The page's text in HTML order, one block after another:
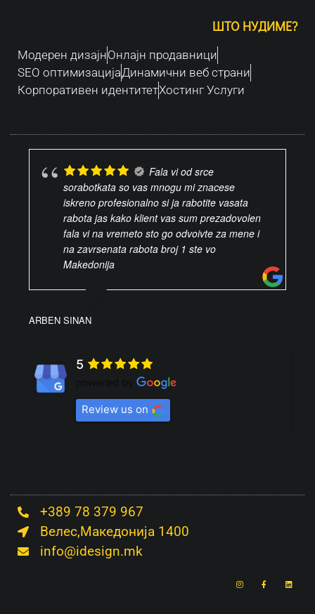
ШТО НУДИМЕ?
Модерен дизајнOнлајн продавници
SEO оптимизацијаДинамични веб страни
Корпоративен идентитетХостинг Услуги
Fala vi od srce
sorabotkata so vas mnogu mi znacese
iskreno profesionalno si ja rabotite vasata
rabota jas kako klient vas sum prezadovolen
fala vi na vremeto sto go odvoivte za mene i
na zavrsenata rabota broj 1 ste vo
Makedonija
ARBEN SINAN
5
Review us on
+389 78 379 967
Велес,Македонија 1400
info@idesign.mk